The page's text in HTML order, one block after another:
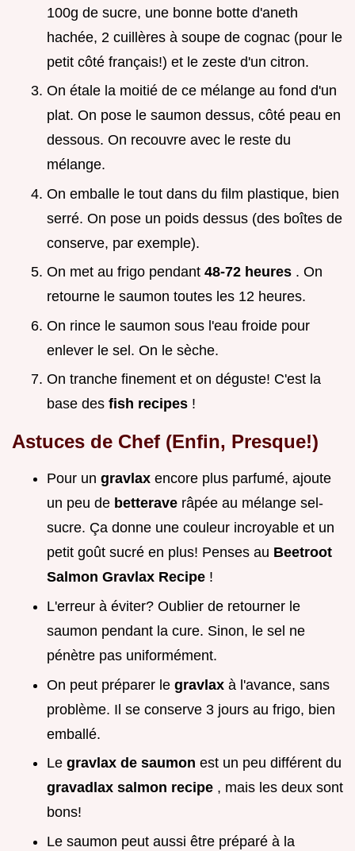
100g de sucre, une bonne botte d'aneth
hachée, 2 cuillères à soupe de cognac (pour le
petit côté français!) et le zeste d'un citron.
On étale la moitié de ce mélange au fond d'un
plat. On pose le saumon dessus, côté peau en
dessous. On recouvre avec le reste du
mélange.
On emballe le tout dans du film plastique, bien
serré. On pose un poids dessus (des boîtes de
conserve, par exemple).
On met au frigo pendant 48-72 heures . On
retourne le saumon toutes les 12 heures.
On rince le saumon sous l'eau froide pour
enlever le sel. On le sèche.
On tranche finement et on déguste! C'est la
base des fish recipes !
Astuces de Chef (Enfin, Presque!)
Pour un gravlax encore plus parfumé, ajoute
un peu de betterave râpée au mélange sel-
sucre. Ça donne une couleur incroyable et un
petit goût sucré en plus! Penses au Beetroot
Salmon Gravlax Recipe !
L'erreur à éviter? Oublier de retourner le
saumon pendant la cure. Sinon, le sel ne
pénètre pas uniformément.
On peut préparer le gravlax à l'avance, sans
problème. Il se conserve 3 jours au frigo, bien
emballé.
Le gravlax de saumon est un peu différent du
gravadlax salmon recipe , mais les deux sont
bons!
Le saumon peut aussi être préparé à la